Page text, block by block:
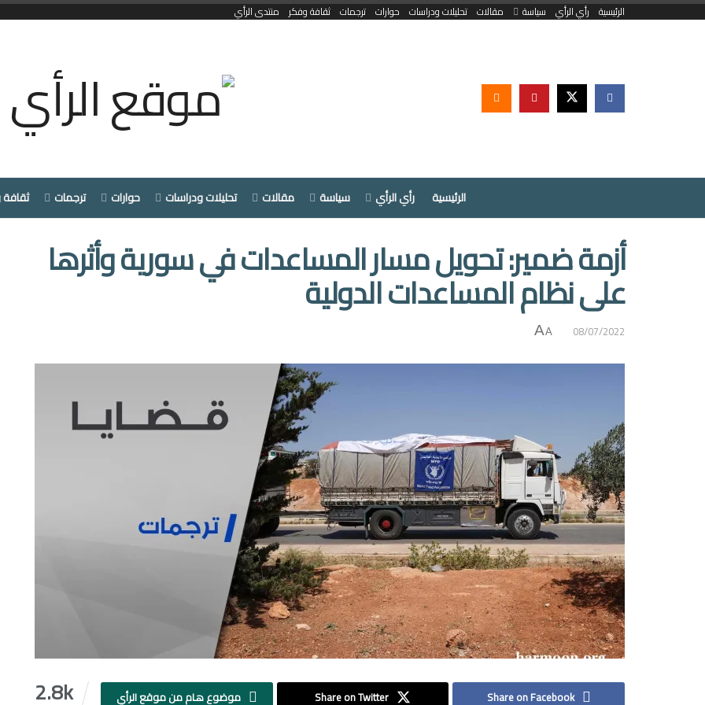
الرئيسية رأي الرأي سياسة مقالات تحليلات ودراسات حوارات ترجمات ثقافة وفكر منتدى الرأي
الرئيسية رأي الرأي سياسة مقالات تحليلات ودراسات حوارات ترجمات
أزمة ضمير: تحويل مسار المساعدات في سورية وأثرها
على نظام المساعدات الدولية
08/07/2022
A
A
2.8k Share on Facebook
Share on Twitter
موضوع هام من موقع الرأي